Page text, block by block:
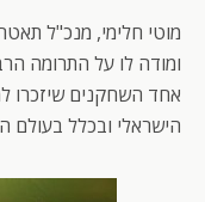
מוטי חלימי, מנכ"ל
ומודה לו על התרומה
אחד השחקנים שיזכרו
הישראלי ובכלל